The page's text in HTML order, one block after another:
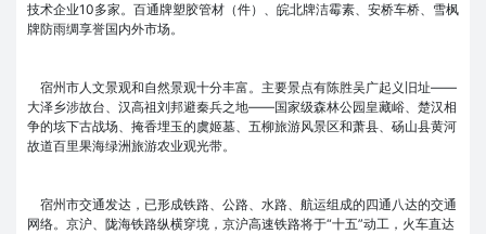
技术企业10多家。百通牌塑胶管材（件）、皖北牌洁霉素、安桥车桥、雪枫
牌防雨绸享誉国内外市场。
宿州市人文景观和自然景观十分丰富。主要景点有陈胜吴广起义旧址――
大泽乡涉故台、汉高祖刘邦避秦兵之地――国家级森林公园皇藏峪、楚汉相
争的垓下古战场、掩香埋玉的虞姬墓、五柳旅游风景区和萧县、砀山县黄河
故道百里果海绿洲旅游农业观光带。
宿州市交通发达，已形成铁路、公路、水路、航运组成的四通八达的交通
网络。京沪、陇海铁路纵横穿境，京沪高速铁路将于“十五”动工，火车直达